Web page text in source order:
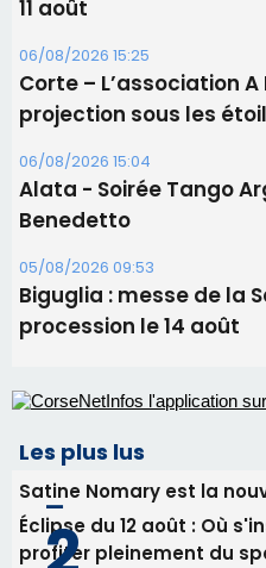
11 août
06/08/2026 15:25
Corte – L’association
projection sous les
06/08/2026 15:04
Alata - Soirée Tango
Benedetto
05/08/2026 09:53
Biguglia : messe de la
procession le 14 août
Les plus lus
Satine Nomary est la
Éclipse du 12 août : Où
profiter pleinement du